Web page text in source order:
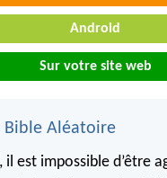
Android
Sur votre site web
Bible Aléatoire
il est impossible d’être